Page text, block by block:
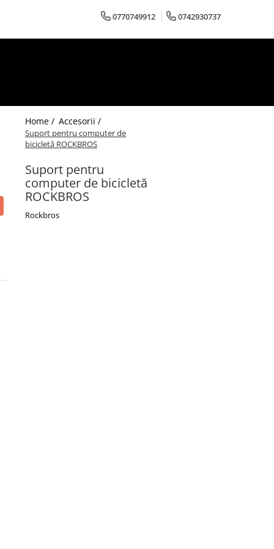
0770749912 0742930737
Home / Accesorii /
Suport pentru computer de
bicicletă ROCKBROS
Suport pentru
computer de bicicletă
ROCKBROS
Rockbros